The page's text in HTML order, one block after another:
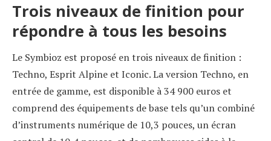
Trois niveaux de finition pour
répondre à tous les besoins
Le Symbioz est proposé en trois niveaux de finition :
Techno, Esprit Alpine et Iconic. La version Techno, en
entrée de gamme, est disponible à 34 900 euros et
comprend des équipements de base tels qu’un combiné
d’instruments numérique de 10,3 pouces, un écran